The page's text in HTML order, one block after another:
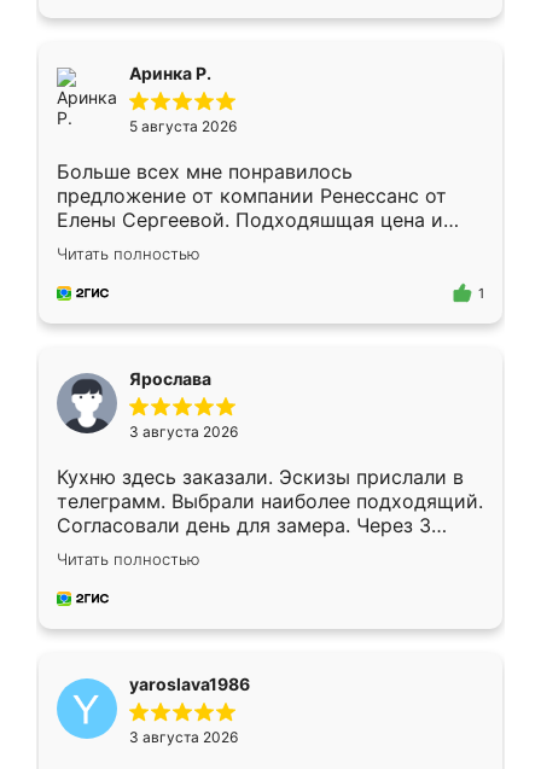
Аринка Р.
5 августа 2026
Больше всех мне понравилось
предложение от компании Ренессанс от
Елены Сергеевой. Подходяшщая цена и
короткие сроки изготовления. Приехавший
для замера сотрудник Владислав
предложил по моему эскизу самый
Читать полностью
1
Ярослава
3 августа 2026
Кухню здесь заказали. Эскизы прислали в
телеграмм. Выбрали наиболее подходящий.
Согласовали день для замера. Через 3
недели кухня была уже готова. Остались
довольны работой. Спасибо Ренессанс
мебель за качественную работу!
Читать полностью
yaroslava1986
3 августа 2026